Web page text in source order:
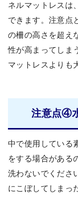
ネルマットレスは
できます。注意点
の柵の高さを超え
性が高まってしま
マットレスよりも
注意点④
中で使用している
をする場合がある
洗わないでくださ
にこぼしてしまっ